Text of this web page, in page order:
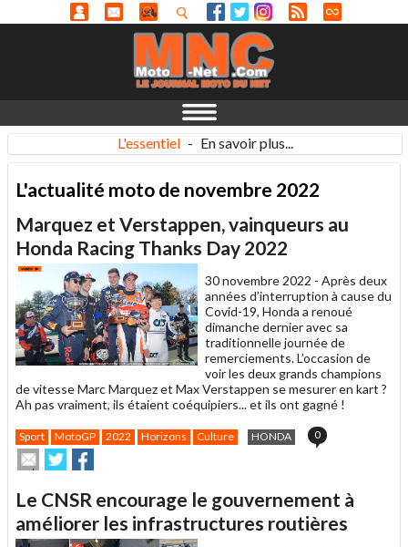
L'essentiel - En savoir plus...
L'actualité moto de novembre 2022
Marquez et Verstappen, vainqueurs au
Honda Racing Thanks Day 2022
30 novembre 2022 - Après deux
années d’interruption à cause du
Covid-19, Honda a renoué
dimanche dernier avec sa
traditionnelle journée de
remerciements. L’occasion de
voir les deux grands champions
de vitesse Marc Marquez et Max Verstappen se mesurer en kart ?
Ah pas vraiment, ils étaient coéquipiers... et ils ont gagné !
Sport MotoGP 2022 Horizons Culture HONDA 0
Envoyer
cet
à
un
ami
Partager
sur
sur
Le CNSR encourage le gouvernement à
améliorer les infrastructures routières